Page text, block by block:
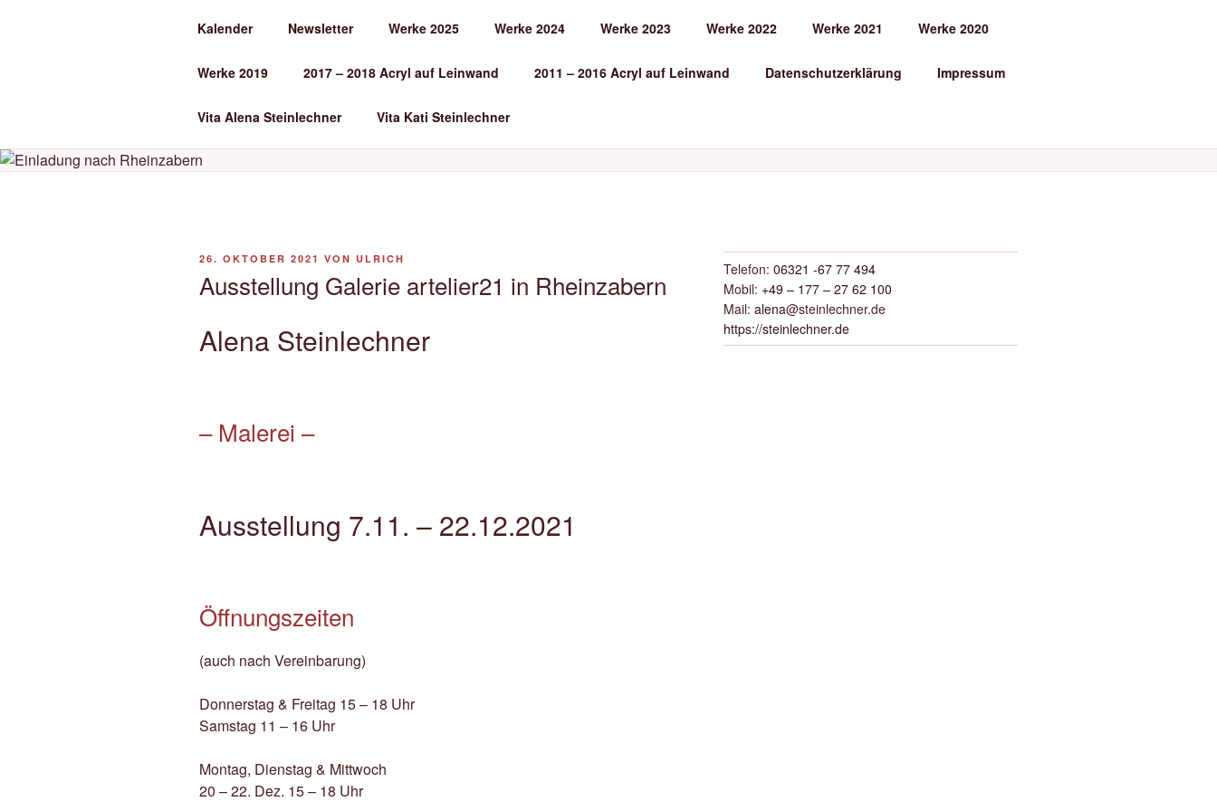
ALENA STEINLECHNER
Kalender Newsletter Werke 2025 Werke 2024 Werke 2023 Werke 2022 Werke 2021 Werke 2020
Werke 2019 2017 – 2018 Acryl auf Leinwand 2011 – 2016 Acryl auf Leinwand Datenschutzerklärung Impressum
Vita Alena Steinlechner Vita Kati Steinlechner
VERÖFFENTLICHT
26. OKTOBER 2021 VON ULRICH
Ausstellung Galerie artelier21 in Rheinzabern
Alena Steinlechner
– Malerei –
Ausstellung 7.11. – 22.12.2021
Öffnungszeiten
(auch nach Vereinbarung)
Donnerstag & Freitag 15 – 18 Uhr
Samstag 11 – 16 Uhr
Montag, Dienstag & Mittwoch
20 – 22. Dez. 15 – 18 Uhr
Telefon: 06321 -67 77 494
Mobil: +49 – 177 – 27 62 100
Mail: alena@steinlechner.de
https://steinlechner.de